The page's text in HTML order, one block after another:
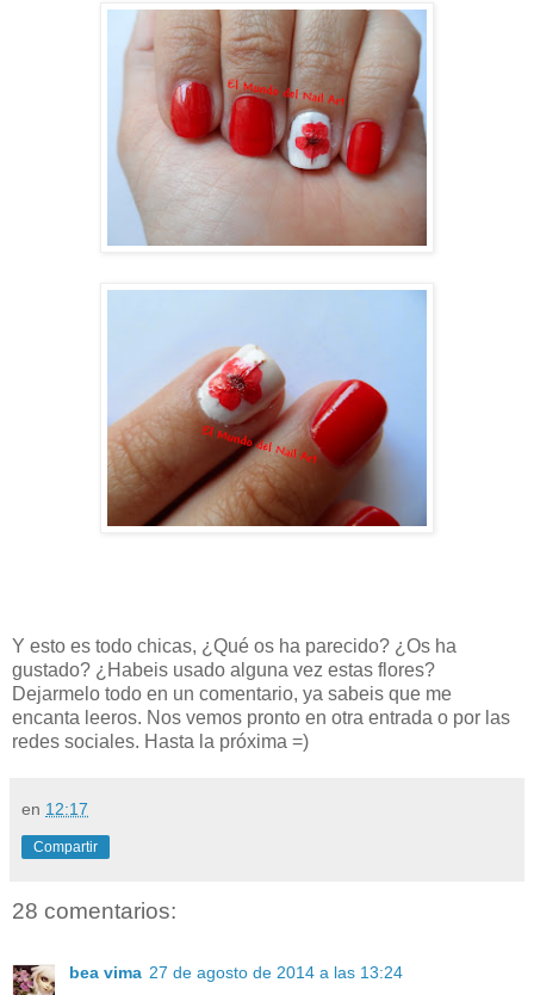
Y esto es todo chicas, ¿Qué os ha parecido? ¿Os ha
gustado? ¿Habeis usado alguna vez estas flores?
Dejarmelo todo en un comentario, ya sabeis que me
encanta leeros. Nos vemos pronto en otra entrada o por las
redes sociales. Hasta la próxima =)
en 12:17
Compartir
28 comentarios:
bea vima 27 de agosto de 2014 a las 13:24